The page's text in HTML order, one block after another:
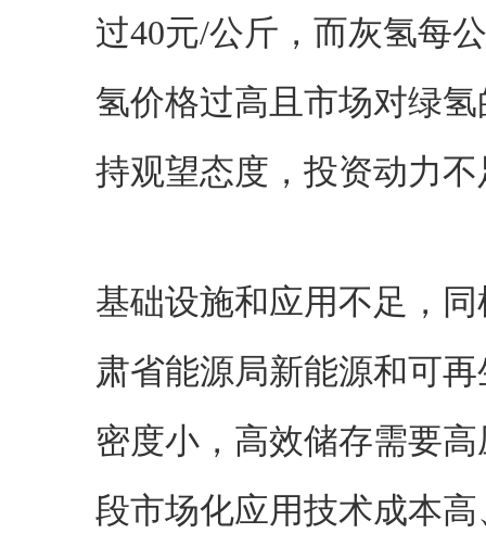
过40元/公斤，而灰氢每
氢价格过高且市场对绿
持观望态度，投资动力不
基础设施和应用不足，
肃省能源局新能源和可
密度小，高效储存需要
段市场化应用技术成本